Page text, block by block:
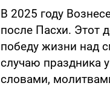
В 2025 году
после Пасхи. Этот
победу жизни над
случаю праздника
словами,